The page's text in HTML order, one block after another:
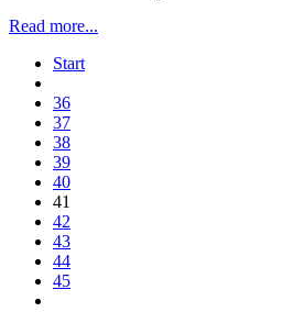
Read more...
Start
36
37
38
39
40
41
42
43
44
45